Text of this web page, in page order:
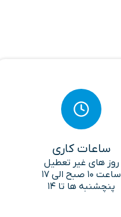
ساعات کاری
روز های غیر تعطیل
ساعت 10 صبح الی 17
پنچشنبه ها تا 14